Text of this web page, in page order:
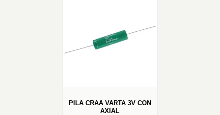
PILA CRAA VARTA 3V CON
AXIAL